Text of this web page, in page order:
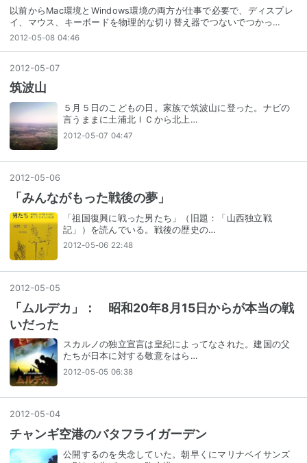
以前からMac環境とWindows環境の両方が仕事で必要で、ディスプレ
イ、マウス、キーボードを物理的な切り替え器でつないでつかっ…
2012-05-08 04:46
2012-05-07
筑波山
５月５日のこどもの日。家族で筑波山に登った。ナビの
言うままに土浦北ＩＣから北上…
2012-05-07 04:47
2012-05-06
「みんながもった戦後の夢」
「祖国復興に戦った男たち」（旧題：「山西独立戦
記」）を読んでいる。戦後の歴史の…
2012-05-06 22:48
2012-05-05
「ムルデカ」： 昭和20年8月15日からが本当の戦
いだった
スカルノの独立宣言は皇紀によってなされた。建国の父
たちが日本に対する敬意をはら…
2012-05-05 06:38
2012-05-04
チャンギ空港のバタフライガーデン
公開するのを失念していた。朝早くにマリナベイサンズ